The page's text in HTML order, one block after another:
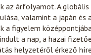
árfolyamot. A globális
valamint a japán és
a figyelem
a nap, a hazai
helyzetéről érkező